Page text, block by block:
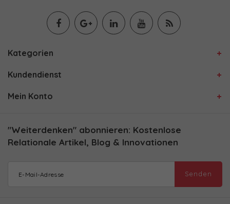
Kategorien
Kundendienst
Mein Konto
"Weiterdenken" abonnieren: Kostenlose
Relationale Artikel, Blog & Innovationen
Senden